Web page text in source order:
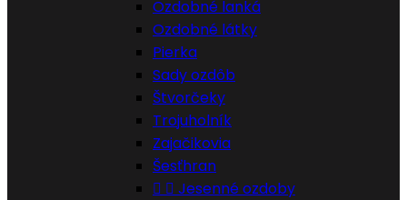
Ozdobné lanká
Ozdobné látky
Pierka
Sady ozdôb
Štvorčeky
Trojuholník
Zajačikovia
Šesťhran
  Jesenné ozdoby